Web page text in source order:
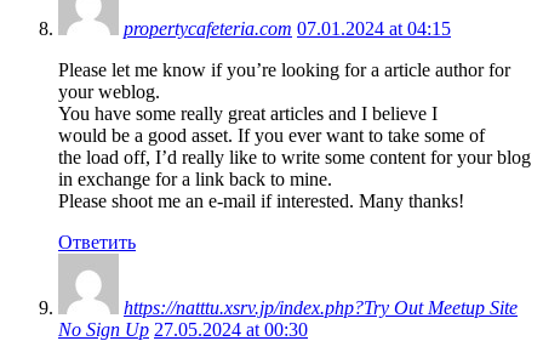
propertycafeteria.com 07.01.2024 at 04:15
Please let me know if you’re looking for a article author for
your weblog.
You have some really great articles and I believe I
would be a good asset. If you ever want to take some of
the load off, I’d really like to write some content for your blog
in exchange for a link back to mine.
Please shoot me an e-mail if interested. Many thanks!
Ответить
https://natttu.xsrv.jp/index.php?Try Out Meetup Site
No Sign Up 27.05.2024 at 00:30